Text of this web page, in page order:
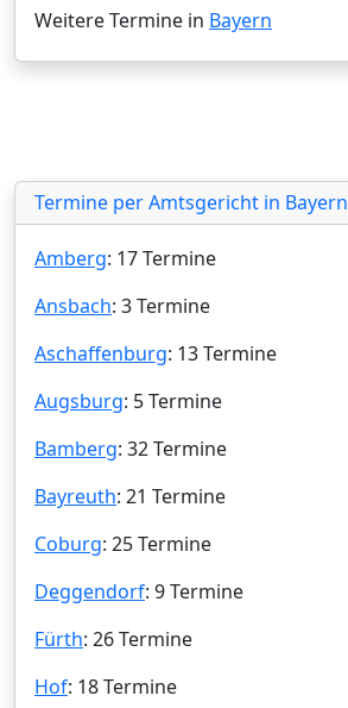
Weitere Termine in Bayern
Termine per Amtsgericht in Bayern
Amberg: 17 Termine
Ansbach: 3 Termine
Aschaffenburg: 13 Termine
Augsburg: 5 Termine
Bamberg: 32 Termine
Bayreuth: 21 Termine
Coburg: 25 Termine
Deggendorf: 9 Termine
Fürth: 26 Termine
Hof: 18 Termine